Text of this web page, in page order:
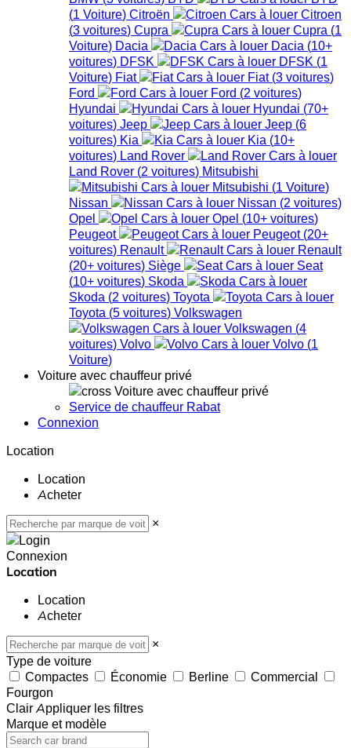
(1 Voiture) Citroën
Citroen
(3 voitures) Cupra Cupra (1
Voiture) Dacia Dacia (10+
voitures) DFSK DFSK (1
Voiture) Fiat Fiat (3 voitures)
Ford
Ford (2 voitures)
Hyundai
Hyundai (70+
voitures) Jeep Jeep (6
voitures) Kia Kia (10+
voitures) Land Rover
Land Rover (2 voitures) Mitsubishi
Mitsubishi (1 Voiture)
Nissan
Nissan (2 voitures)
Opel
Opel (10+ voitures)
Peugeot
Peugeot (20+
voitures) Renault
Renault
(20+ voitures) Siège
Seat
(10+ voitures) Skoda
Skoda (2 voitures) Toyota
Toyota (5 voitures) Volkswagen
Volkswagen (4
voitures) Volvo Volvo (1
Voiture)
Voiture avec chauffeur privé
Voiture avec chauffeur privé
Service de chauffeur Rabat
Connexion
Location
Location
Acheter
×
Connexion
Location
Location
Acheter
×
Type de voiture
Compactes
Économie Berline
Commercial
Fourgon
Clair Appliquer les filtres
Marque et modèle